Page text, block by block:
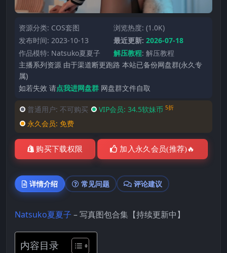
资源分类: COS套图
浏览热度: (1.0K)
发布时间: 2023-10-13
最近更新: 2026-07-18
作品模特: Natsuko夏夏子 解压教程: 解压教程
主播系列资源 由于渠道断更跑路 本站已备份网盘群(永久专
属)
如若失效 请点我进网盘群 网盘群文件自取
普通用户: 不可购买 VIP会员: 34.5软妹币 5折
永久会员: 免费
购买下载权限 加入永久会员(推荐)🔥
详情介绍 常见问题 评论建议
Natsuko夏夏子 – 写真图包合集【持续更新中】
内容目录